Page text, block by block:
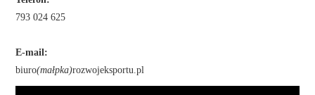
793 024 625
E-mail:
biuro(małpka)rozwojeksportu.pl